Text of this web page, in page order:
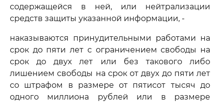
содержащейся в ней, или нейтрализации
средств защиты указанной информации, -
наказываются принудительными работами на
срок до пяти лет с ограничением свободы на
срок до двух лет или без такового либо
лишением свободы на срок от двух до пяти лет
со штрафом в размере от пятисот тысяч до
одного миллиона рублей или в размере